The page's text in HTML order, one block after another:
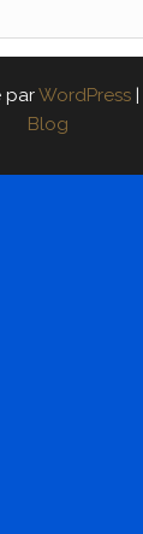
parWordPress |
Blog